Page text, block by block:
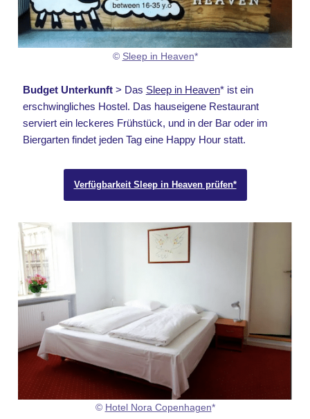
© Sleep in Heaven*
Budget Unterkunft> Das Sleep in Heaven* ist ein
erschwingliches Hostel. Das hauseigene Restaurant
serviert ein leckeres Frühstück, und in der Bar oder im
Biergarten findet jeden Tag eine Happy Hour statt.
Verfügbarkeit Sleep in Heaven prüfen*
© Hotel Nora Copenhagen*